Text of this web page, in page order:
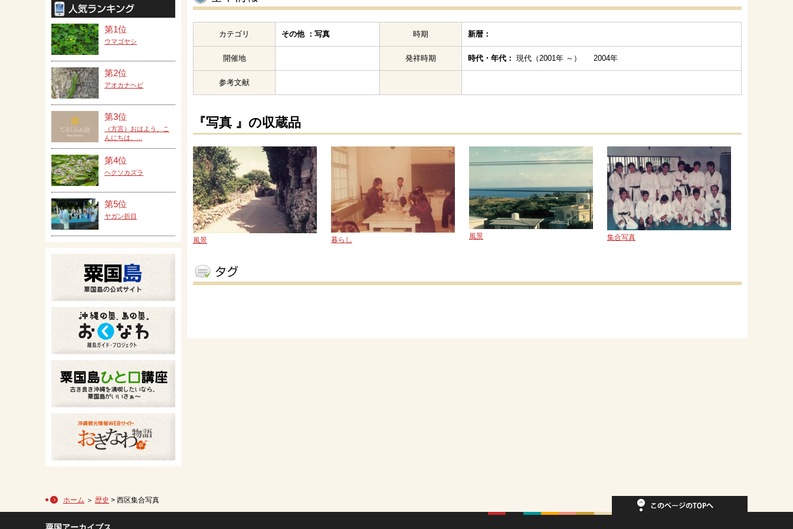
カテゴリ その他 ：写真 時期 新暦：
開催地 発祥時期 時代・年代： 現代（2001年 ～） 2004年
参考文献
『写真 』の収蔵品
風景 暮らし 風景 集合写真
第1位
ウマゴヤシ
第2位
アオカナヘビ
第3位
（方言）おはよう、こ
んにちは、...
第4位
ヘクソカズラ
第5位
ヤガン折目
ホーム ＞ 歴史 > 西区集合写真